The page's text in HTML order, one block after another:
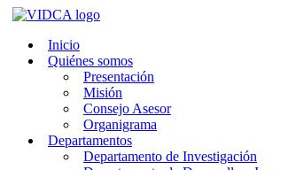
Saltar
contenidoInicio
Quiénes somos
Presentación
Misión
Consejo Asesor
Organigrama
Departamentos
Departamento de Investigación